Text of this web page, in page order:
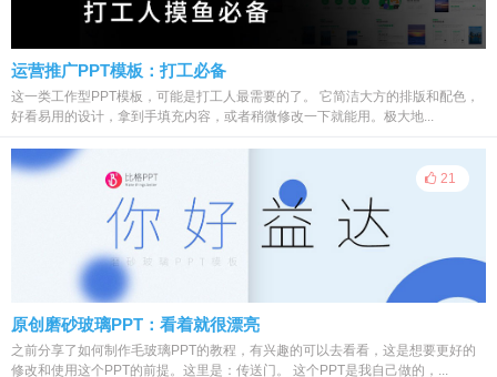
运营推广PPT模板：打工必备
这一类工作型PPT模板，可能是打工人最需要的了。 它简洁大方的排版和配色，
好看易用的设计，拿到手填充内容，或者稍微修改一下就能用。极大地...
21
原创磨砂玻璃PPT：看着就很漂亮
之前分享了如何制作毛玻璃PPT的教程，有兴趣的可以去看看，这是想要更好的
修改和使用这个PPT的前提。这里是：传送门。 这个PPT是我自己做的，...